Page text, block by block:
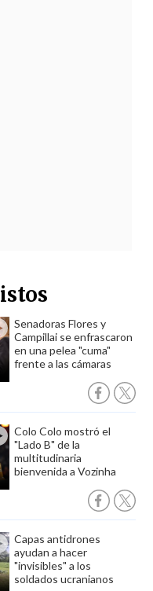
Senadoras Flores y
Campillai se enfrascaron
en una pelea "cuma"
frente a las cámaras
Colo Colo mostró el
"Lado B" de la
multitudinaria
bienvenida a Vozinha
Capas antidrones
ayudan a hacer
"invisibles" a los
soldados ucranianos